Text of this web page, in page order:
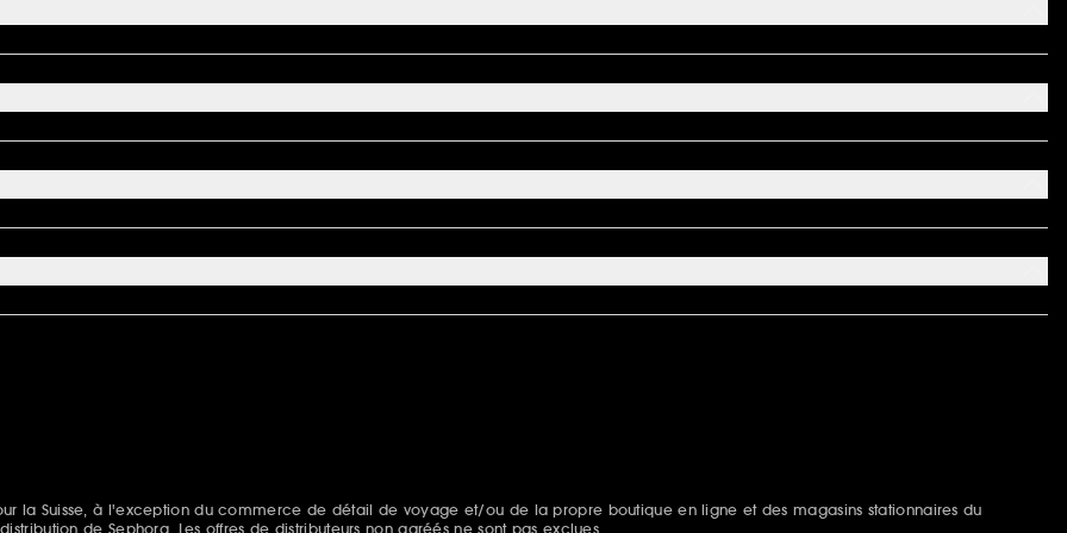
la Suisse, à l'exception du commerce de détail de voyage et/ou de la propre boutique en ligne et des magasins stationnaires du
de Sephora. Les offres de distributeurs non agréés ne sont pas exclues.